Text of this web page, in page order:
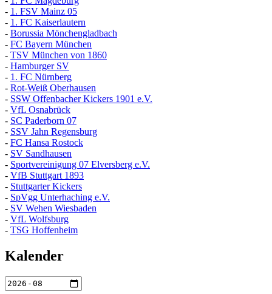
- 1. FSV Mainz 05
- 1. FC Kaiserlautern
- Borussia Mönchengladbach
- FC Bayern München
- TSV München von 1860
- Hamburger SV
- 1. FC Nürnberg
- Rot-Weiß Oberhausen
- SSW Offenbacher Kickers 1901 e.V.
- VfL Osnabrück
- SC Paderborn 07
- SSV Jahn Regensburg
- FC Hansa Rostock
- SV Sandhausen
- Sportvereinigung 07 Elversberg e.V.
- VfB Stuttgart 1893
- Stuttgarter Kickers
- SpVgg Unterhaching e.V.
- SV Wehen Wiesbaden
- VfL Wolfsburg
- TSG Hoffenheim
Kalender